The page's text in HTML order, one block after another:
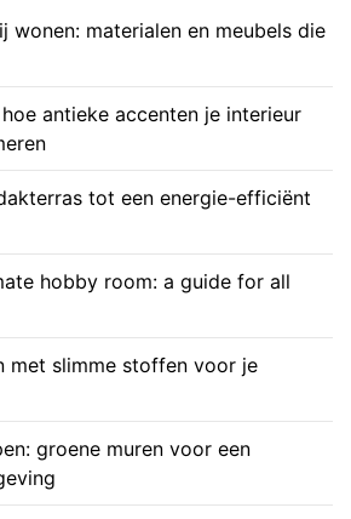
wonen: materialen en meubels die
antieke accenten je interieur
tot een energie-efficiënt
hobby room: a guide for all
met slimme stoffen voor je
groene muren voor een